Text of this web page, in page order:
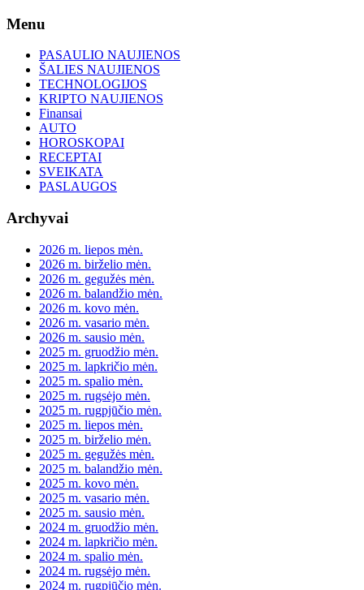
Skip
content
Menu
PASAULIO NAUJIENOS
ŠALIES NAUJIENOS
TECHNOLOGIJOS
KRIPTO NAUJIENOS
Finansai
AUTO
HOROSKOPAI
RECEPTAI
SVEIKATA
PASLAUGOS
Archyvai
2026 m. liepos mėn.
2026 m. birželio mėn.
2026 m. gegužės mėn.
2026 m. balandžio mėn.
2026 m. kovo mėn.
2026 m. vasario mėn.
2026 m. sausio mėn.
2025 m. gruodžio mėn.
2025 m. lapkričio mėn.
2025 m. spalio mėn.
2025 m. rugsėjo mėn.
2025 m. rugpjūčio mėn.
2025 m. liepos mėn.
2025 m. birželio mėn.
2025 m. gegužės mėn.
2025 m. balandžio mėn.
2025 m. kovo mėn.
2025 m. vasario mėn.
2025 m. sausio mėn.
2024 m. gruodžio mėn.
2024 m. lapkričio mėn.
2024 m. spalio mėn.
2024 m. rugsėjo mėn.
2024 m. rugpjūčio mėn.